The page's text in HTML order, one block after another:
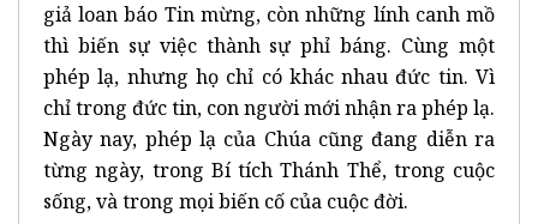
giả loan báo Tin mừng, còn những lính canh mồ
thì biến sự việc thành sự phỉ báng. Cùng một
phép lạ, nhưng họ chỉ có khác nhau đức tin. Vì
chỉ trong đức tin, con người mới nhận ra phép lạ.
Ngày nay, phép lạ của Chúa cũng đang diễn ra
từng ngày, trong Bí tích Thánh Thể, trong cuộc
sống, và trong mọi biến cố của cuộc đời.